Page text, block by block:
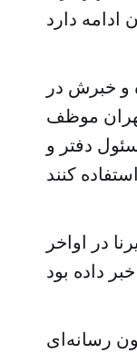
و خبرش در
موظف
دفتر و
در اواخر
رسانه‌ای